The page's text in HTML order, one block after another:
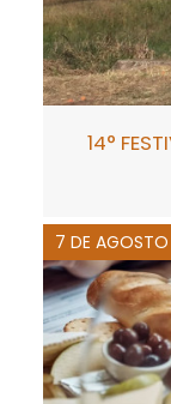
14°
7 DE AGOSTO